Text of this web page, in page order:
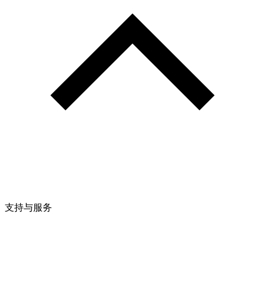
支持与服务